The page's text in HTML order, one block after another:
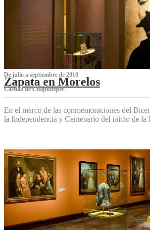
De julio a septiembre de 2010
Zapata en Morelos
Castillo de Chapultepec
En el marco de las conmemoraciones del
la Independencia y Centenario del inicio de